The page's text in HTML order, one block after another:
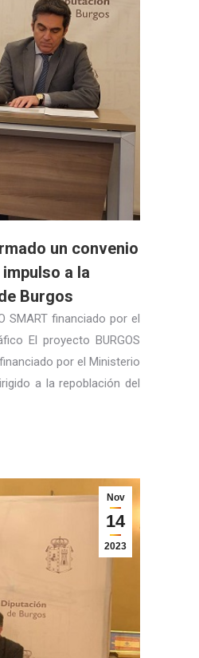
un convenio
a la
Burgos
SMART financiado por el
El proyecto BURGOS
financiado por el Ministerio
a la repoblación del
Nov
14
2023